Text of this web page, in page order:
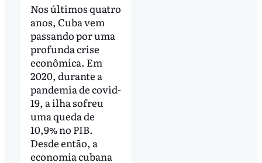
Nos últimos quatro
anos, Cuba vem
passando por uma
profunda crise
econômica. Em
2020, durante a
pandemia de covid-
19, a ilha sofreu
uma queda de
10,9% no PIB.
Desde então, a
economia cubana